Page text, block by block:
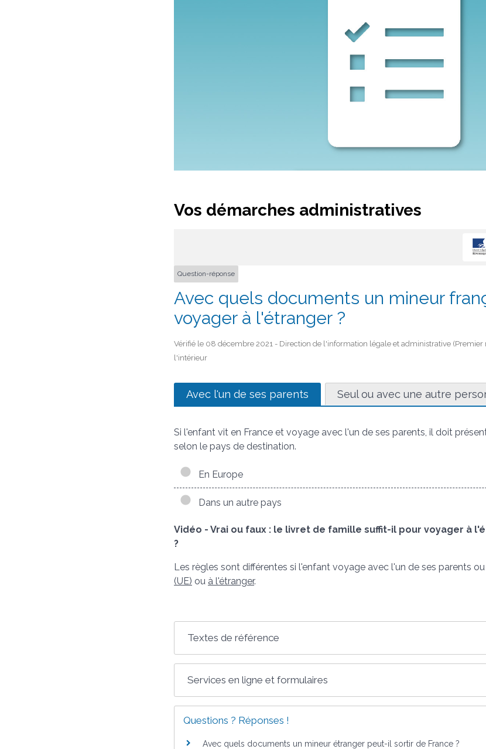
Vos démarches administratives
Question-réponse
Avec quels documents un mineur
voyager à l'étranger ?
Vérifié le 08 décembre 2021 - Direction de l'information légale et administrative (Premier
l'intérieur
Avec l'un de ses parents Seul ou avec une autre
Si l'enfant vit en France et voyage avec l'un de ses parents, il doit
selon le pays de destination.
En Europe
Dans un autre pays
Vidéo - Vrai ou faux : le livret de famille suffit-il pour voyager à
?
Les règles sont différentes si l'enfant voyage avec l'un de ses parents
(UE) ou à l'étranger.
Textes de référence
Services en ligne et formulaires
Questions ? Réponses !
Avec quels documents un mineur étranger peut-il sortir de France ?